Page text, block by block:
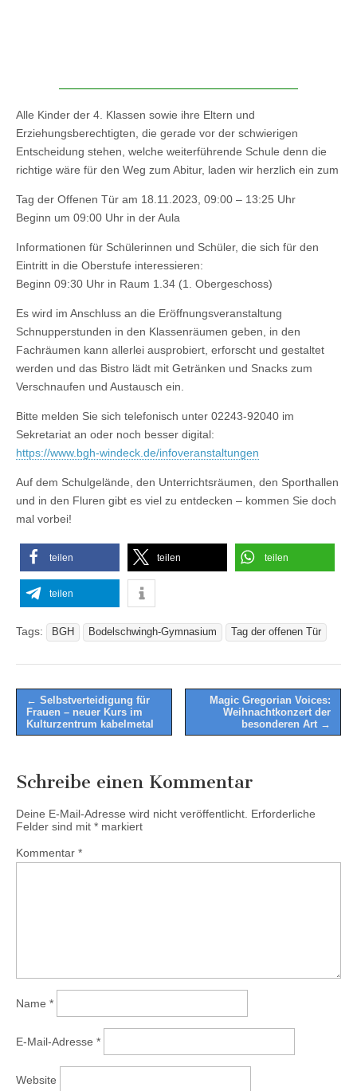
Alle Kinder der 4. Klassen sowie ihre Eltern und
Erziehungsberechtigten, die gerade vor der schwierigen
Entscheidung stehen, welche weiterführende Schule denn die
richtige wäre für den Weg zum Abitur, laden wir herzlich ein zum
Tag der Offenen Tür am 18.11.2023, 09:00 – 13:25 Uhr
Beginn um 09:00 Uhr in der Aula
Informationen für Schülerinnen und Schüler, die sich für den
Eintritt in die Oberstufe interessieren:
Beginn 09:30 Uhr in Raum 1.34 (1. Obergeschoss)
Es wird im Anschluss an die Eröffnungsveranstaltung
Schnupperstunden in den Klassenräumen geben, in den
Fachräumen kann allerlei ausprobiert, erforscht und gestaltet
werden und das Bistro lädt mit Getränken und Snacks zum
Verschnaufen und Austausch ein.
Bitte melden Sie sich telefonisch unter 02243-92040 im
Sekretariat an oder noch besser digital:
https://www.bgh-windeck.de/infoveranstaltungen
Auf dem Schulgelände, den Unterrichtsräumen, den Sporthallen
und in den Fluren gibt es viel zu entdecken – kommen Sie doch
mal vorbei!
teilen teilen teilen
teilen
Tags: BGH Bodelschwingh-Gymnasium Tag der offenen Tür
Post
navigation
← Selbstverteidigung für
Frauen – neuer Kurs im
Kulturzentrum kabelmetal
Magic Gregorian Voices:
Weihnachtkonzert der
besonderen Art →
Schreibe einen Kommentar
Deine E-Mail-Adresse wird nicht veröffentlicht. Erforderliche
Felder sind mit * markiert
Kommentar *
Name *
E-Mail-Adresse *
Website